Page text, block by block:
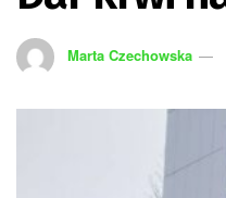
Marta Czechowska